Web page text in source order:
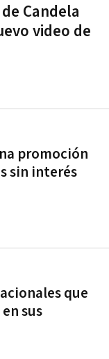
Candela
video de
promoción
sin interés
que
sus